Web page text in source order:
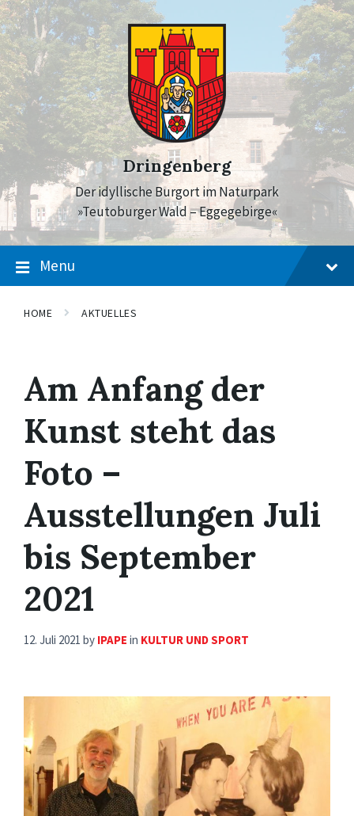
Skip
to
content
Skip
to
main
navigation
Skip
to
footer
Dringenberg
Der idyllische Burgort im Naturpark
»Teutoburger Wald – Eggegebirge«
Menu
HOME AKTUELLES
Am Anfang der
Kunst steht das
Foto –
Ausstellungen Juli
bis September
2021
12. Juli 2021 by IPAPE in KULTUR UND SPORT